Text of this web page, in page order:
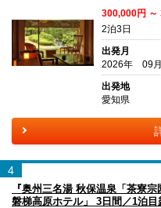
300,000円 ～
2泊3日
出発月
2026年 09
出発地
愛知県
4
『奥州三名湯 秋保温泉「茶寮
磐梯高原ホテル」 3日間／1泊